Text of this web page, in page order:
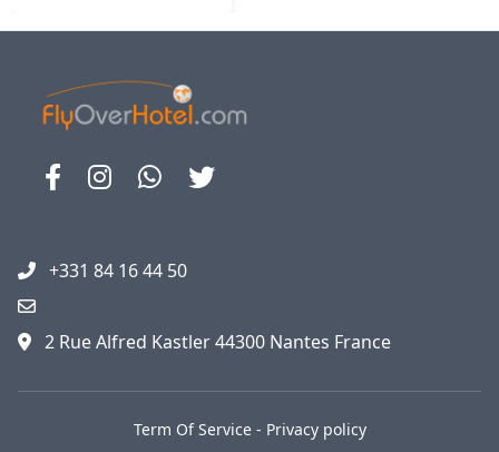
+331 84 16 44 50
2 Rue Alfred Kastler 44300 Nantes France
Term Of Service- Privacy policy